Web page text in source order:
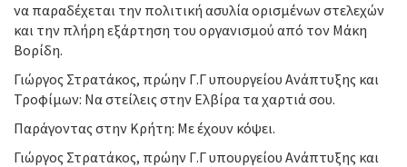
να παραδέχεται την πολιτική ασυλία ορισμένων στελεχών
και την πλήρη εξάρτηση του οργανισμού από τον Μάκη
Βορίδη.
Γιώργος Στρατάκος, πρώην Γ.Γ υπουργείου Ανάπτυξης και
Τροφίμων: Να στείλεις στην Ελβίρα τα χαρτιά σου.
Παράγοντας στην Κρήτη: Με έχουν κόψει.
Γιώργος Στρατάκος, πρώην Γ.Γ υπουργείου Ανάπτυξης και